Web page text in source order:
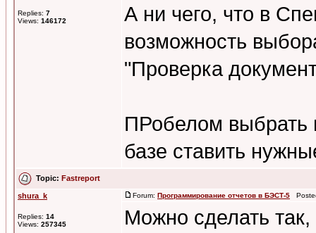
Replies: 7
Views: 146172
А ни чего, что в
возможность
"Проверка
ПРобелом выбрать
базе ставить
Topic: Fastreport
shura_k
Replies: 14
Views: 257345
Forum: Программирование отчетов в БЭСТ-5
Можно сделать